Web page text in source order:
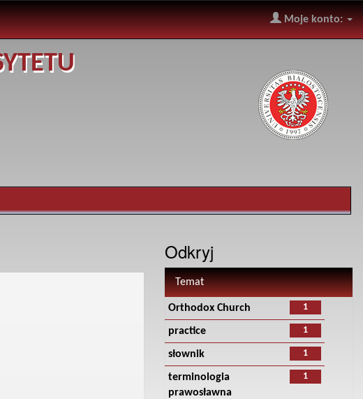
Moje konto:
Odkryj
Temat
1
Orthodox Church
1
practice
1
słownik
1
terminologia
prawosławna